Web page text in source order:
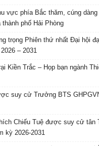
vực phía Bắc thăm, cúng
phố Hải Phòng
trọng Phiên thứ nhất Đại hội
– 2031
Kiền Trắc – Họp bạn ngành
suy cử Trưởng BTS
Chiếu Tuệ được suy cử tân
kỳ 2026-2031